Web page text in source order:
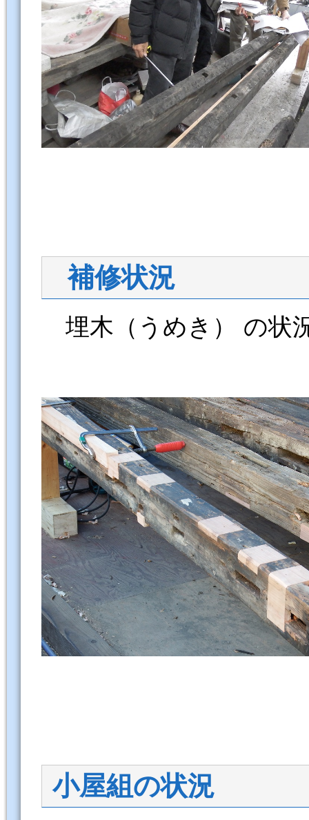
補修状況
埋木（うめき） の状
小屋組の状況